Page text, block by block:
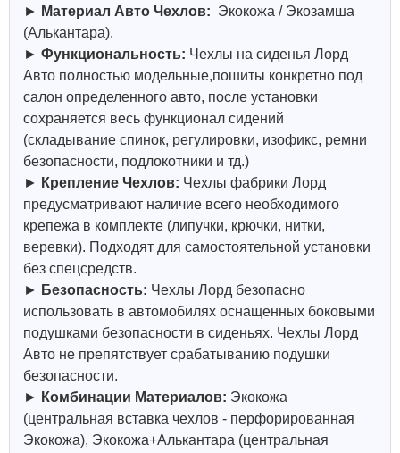
► Материал Авто Чехлов: Экокожа / Экозамша
(Алькантара).
► Функциональность: Чехлы на сиденья Лорд
Авто полностью модельные,пошиты конкретно под
салон определенного авто, после установки
сохраняется весь функционал сидений
(складывание спинок, регулировки, изофикс, ремни
безопасности, подлокотники и тд.)
► Крепление Чехлов: Чехлы фабрики Лорд
предусматривают наличие всего необходимого
крепежа в комплекте (липучки, крючки, нитки,
веревки). Подходят для самостоятельной установки
без спецсредств.
► Безопасность: Чехлы Лорд безопасно
использовать в автомобилях оснащенных боковыми
подушками безопасности в сиденьях. Чехлы Лорд
Авто не препятствует срабатыванию подушки
безопасности.
► Комбинации Материалов: Экокожа
(центральная вставка чехлов - перфорированная
Экокожа), Экокожа+Алькантара (центральная